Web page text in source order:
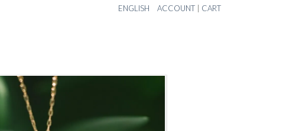
ENGLISH ACCOUNT CART